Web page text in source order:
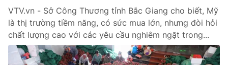
Xã hội
Pháp luật
VTV.vn - Sở Công Thương tỉnh Bắc Giang cho biết, Mỹ
là thị trường tiềm năng, có sức mua lớn, nhưng đòi hỏi
chất lượng cao với các yêu cầu nghiêm ngặt trong...